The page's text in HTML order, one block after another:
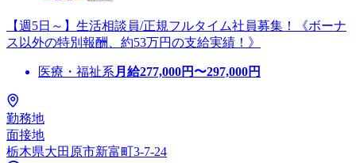
【週5日～】生活相談員/正規フルタイム社員募集！《ボーナ
ス以外の特別報酬、約53万円の支給実績！》
医療・福祉系 月給277,000円〜297,000円
勤務地
面接地
栃木県大田原市新富町3-7-24